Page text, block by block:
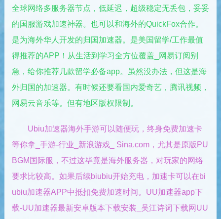
全球网络多服务器节点，低延迟，超级稳定无丢包，妥妥
的国服游戏加速神器。也可以和海外的QuickFox合作。
是为海外华人开发的归国加速器。是美国留学/工作最值
得推荐的APP！从生活到学习全方位覆盖_网易订阅别
急，给你推荐几款留学必备app。虽然没办法，但这是海
外归国的加速器。有时候还要看国内爱奇艺，腾讯视频，
网易云音乐等。但有地区版权限制。
Ubiu加速器海外手游可以随便玩，终身免费加速卡
等你拿_手游-行业_新浪游戏_ Sina.com，尤其是原版PU
BGM国际服，不过这毕竟是海外服务器，对玩家的网络
要求比较高。如果后续biubiu开始充电，加速卡可以在bi
ubiu加速器APP中抵扣免费加速时间。UU加速器app下
载-UU加速器最新安卓版本下载安装_吴江诗词下载网UU